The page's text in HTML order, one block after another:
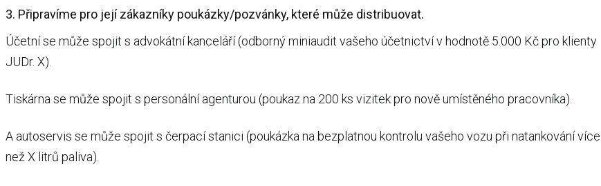
3. Připravíme pro její zákazníky poukázky/pozvánky, které může distribuovat.
Účetní se může spojit s advokátní kanceláří (odborný miniaudit vašeho účetnictví v hodnotě 5.000 Kč pro klienty
JUDr. X).
Tiskárna se může spojit s personální agenturou (poukaz na 200 ks vizitek pro nově umístěného pracovníka).
A autoservis se může spojit s čerpací stanici (poukázka na bezplatnou kontrolu vašeho vozu při natankování více
než X litrů paliva).